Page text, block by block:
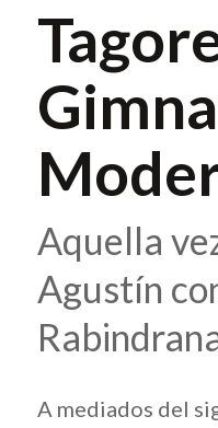
Aquella
Agustín
A mediados del